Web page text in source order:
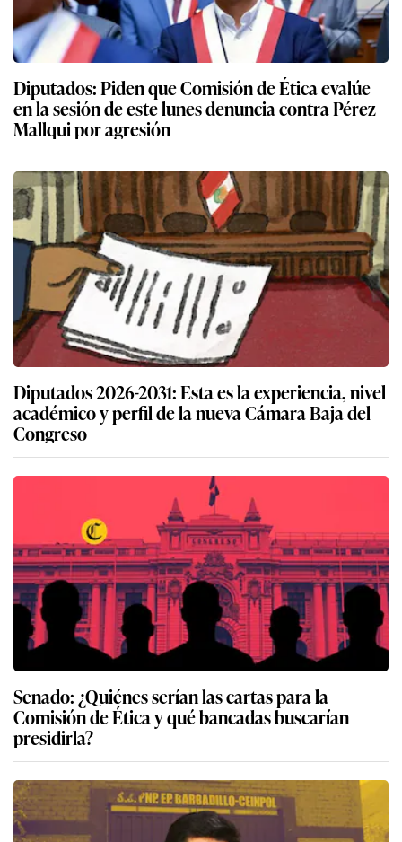
Diputados: Piden que Comisión de Ética evalúe
en la sesión de este lunes denuncia contra Pérez
Mallqui por agresión
Diputados 2026-2031: Esta es la experiencia, nivel
académico y perfil de la nueva Cámara Baja del
Congreso
Senado: ¿Quiénes serían las cartas para la
Comisión de Ética y qué bancadas buscarían
presidirla?